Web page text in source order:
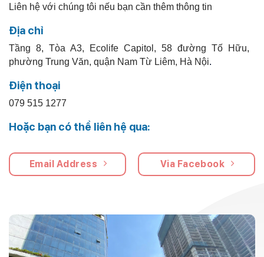
Liên hệ với chúng tôi nếu bạn cần thêm thông tin
Địa chỉ
Tầng 8, Tòa A3, Ecolife Capitol, 58 đường Tố Hữu,
phường Trung Văn, quận Nam Từ Liêm, Hà Nội.
Điện thoại
079 515 1277
Hoặc bạn có thể liên hệ qua:
Email Address Via Facebook